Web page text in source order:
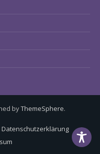
byThemeSphere.
Datenschutzerklärung